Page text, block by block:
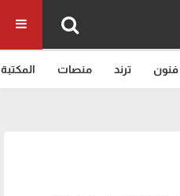
فنون ترند منصات المكتبة